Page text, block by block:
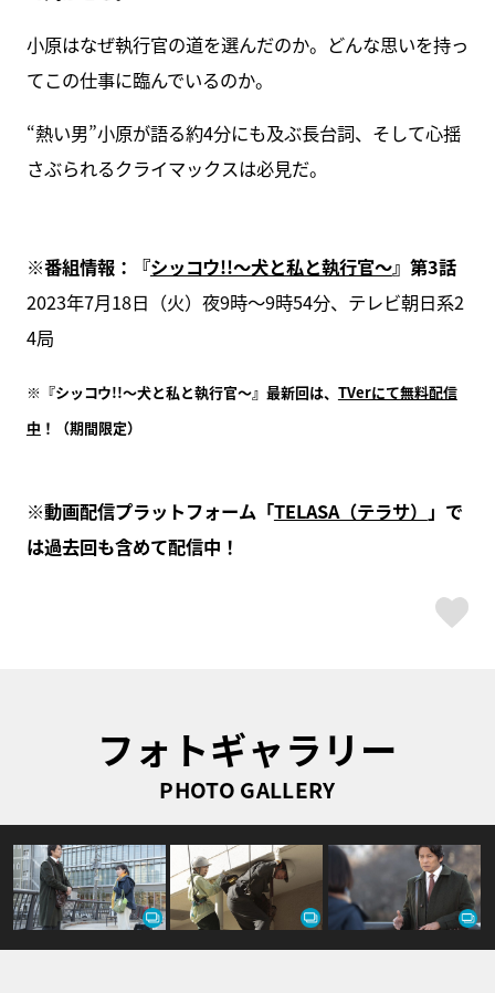
小原はなぜ執行官の道を選んだのか。どんな思いを持っ
てこの仕事に臨んでいるのか。
“熱い男”小原が語る約4分にも及ぶ長台詞、そして心揺
さぶられるクライマックスは必見だ。
※番組情報：『シッコウ!!～犬と私と執行官～』第3話
2023年7月18日（火）夜9時～9時54分、テレビ朝日系2
4局
※『シッコウ!!～犬と私と執行官～』最新回は、 TVerにて無料配信
中 ！（期間限定）
※動画配信プラットフォーム「TELASA（テラサ） 」で
は過去回も含めて配信中！
フォトギャラリー
PHOTO GALLERY